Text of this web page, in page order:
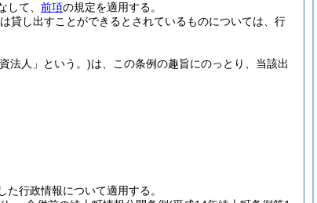
して、 前項の規定を適用する。
貸し出すことができるとされているものについては、行
法人」という。)は、この条例の趣旨にのっとり、当該出
行政情報について適用する。